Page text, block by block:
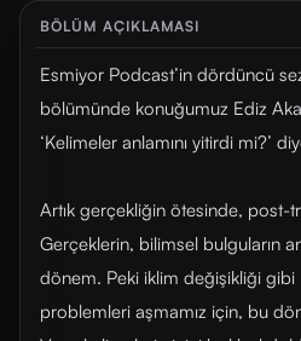
BÖLÜM AÇIKLAMASI
Esmiyor Podcast’in dördüncü
bölümünde konuğumuz Ediz
‘Kelimeler anlamını yitirdi mi?’
Artık gerçekliğin ötesinde, post-
Gerçeklerin, bilimsel bulguların
dönem. Peki iklim değişikliği gibi
problemleri aşmamız için, bu